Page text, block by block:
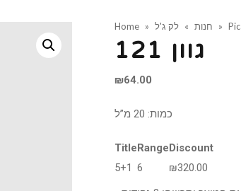
Home » חנות » לק ג'ל »
גוון 121
₪64.00
כמות: 20 מ”ל
Title Range Discount
5+1
6 ₪320.00